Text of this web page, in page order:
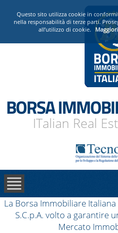
BORSA
ITalian Real
La Borsa Immobiliare
S.C.p.A. volto a garantire
Mercato
PRESENTAZIONE
OPERATORI ACCREDITATI
Questo sito utilizza cookie in
nella responsabilità di terze parti.
all’utilizzo di cookie.